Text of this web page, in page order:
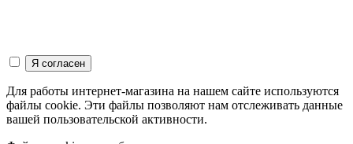
Для работы интернет-магазина на нашем сайте используются
файлы cookie. Эти файлы позволяют нам отслеживать данные
вашей пользовательской активности.